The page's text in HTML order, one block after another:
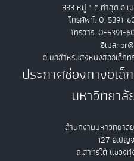
333 หมู่ 1 ต.ท่าสุด อ.เ
โทรศัพท์. 0-5391-
โทรสาร. 0-5391-
อีเมล:
อีเมลสำหรับส่งหนังสืออิเล็ก
ประกาศช่องทางอิเ
มหาวิทยา
สำนักงานมหาวิทยาลั
127 อ.ปัญ
ถ.สาทรใต้ แขวงทุ่